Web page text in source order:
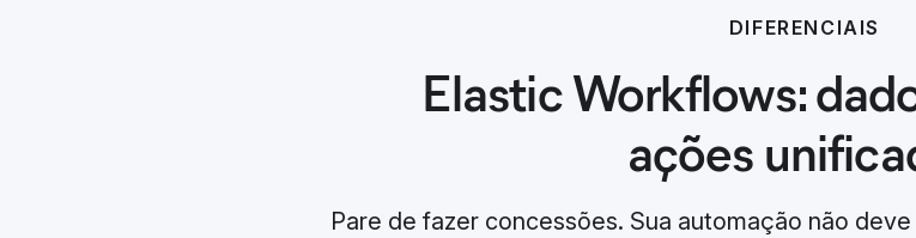
DIFERENCIAIS
Elastic Workflows:
ações
Pare de fazer concessões. Sua automação não